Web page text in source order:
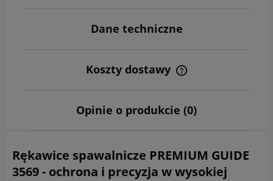
Dane techniczne
Koszty dostawy
Cena nie zawiera ewentualnych kosztów płatności
Opinie o produkcie (0)
Rękawice spawalnicze PREMIUM GUIDE
3569 - ochrona i precyzja w wysokiej